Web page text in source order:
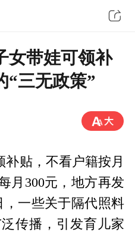
女带娃可领补
“三无政策”
补贴，不看户籍按月
月300元，地方再发
一些关于隔代照料
传播，引发育儿家